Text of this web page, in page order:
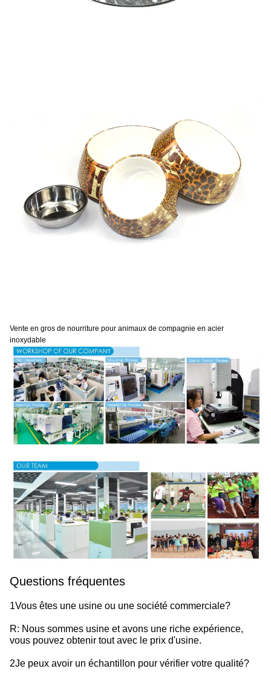
Vente en gros de nourriture pour animaux de compagnie en acier
inoxydable
Questions fréquentes
1Vous êtes une usine ou une société commerciale?
R: Nous sommes usine et avons une riche expérience,
vous pouvez obtenir tout avec le prix d'usine.
2Je peux avoir un échantillon pour vérifier votre qualité?